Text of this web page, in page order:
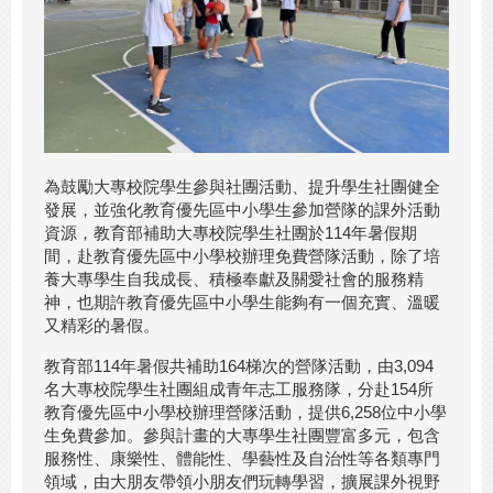
為鼓勵大專校院學生參與社團活動、提升學生社團健全
發展，並強化教育優先區中小學生參加營隊的課外活動
資源，教育部補助大專校院學生社團於114年暑假期
間，赴教育優先區中小學校辦理免費營隊活動，除了培
養大專學生自我成長、積極奉獻及關愛社會的服務精
神，也期許教育優先區中小學生能夠有一個充實、溫暖
又精彩的暑假。
教育部114年暑假共補助164梯次的營隊活動，由3,094
名大專校院學生社團組成青年志工服務隊，分赴154所
教育優先區中小學校辦理營隊活動，提供6,258位中小學
生免費參加。參與計畫的大專學生社團豐富多元，包含
服務性、康樂性、體能性、學藝性及自治性等各類專門
領域，由大朋友帶領小朋友們玩轉學習，擴展課外視野